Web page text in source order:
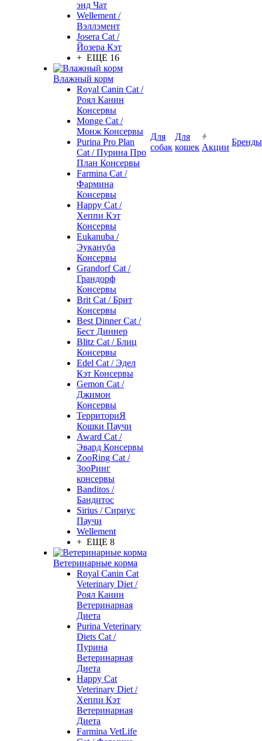
энд Чат
Wellement /
Вэллэмент
Josera Cat /
Йозера Кэт
+ ЕЩЕ 16
Влажный корм
Royal Canin Cat /
Роял Канин
Консервы
Monge Cat /
Монж Консервы
Purina Pro Plan
Cat / Пурина Про
План Консервы
Farmina Cat /
Фармина
Консервы
Happy Cat /
Хеппи Кэт
Консервы
Eukanuba /
Эукануба
Консервы
Grandorf Cat /
Грандорф
Консервы
Brit Cat / Брит
Консервы
Best Dinner Cat /
Бест Диннер
Blitz Cat / Блиц
Консервы
Edel Cat / Эдел
Кэт Консервы
Gemon Cat /
Джимон
Консервы
ТерриториЯ
Кошки Паучи
Award Cat /
Эвард Консервы
ZooRing Cat /
ЗооРинг
консервы
Banditos /
Бандитос
Sirius / Сириус
Паучи
Wellement
+ ЕЩЕ 8
Ветеринарные корма
Royal Canin Cat
Veterinary Diet /
Роял Канин
Ветеринарная
Диета
Purina Veterinary
Diets Cat /
Пурина
Ветеринарная
Диета
Happy Cat
Veterinary Diet /
Хеппи Кэт
Ветеринарная
Диета
Farmina VetLife
Для
собак
Для
кошек Акции
Бренды